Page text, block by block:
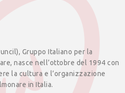
Gruppo Italiano per la
nasce nell’ottobre del 1994 con
la cultura e l’organizzazione
in Italia.